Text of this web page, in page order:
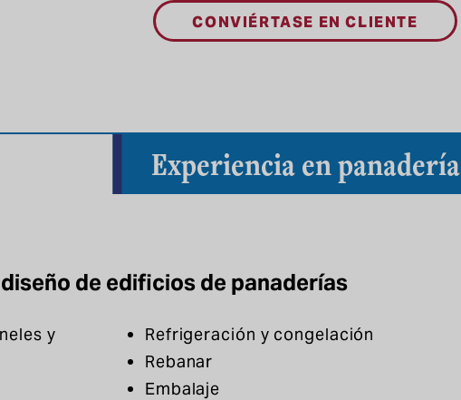
CONVIÉRTASE EN CLIENTE
Experiencia en panadería
de edificios de panaderías
y
Refrigeración y congelación
Rebanar
Embalaje